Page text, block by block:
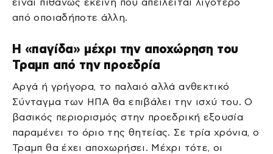
είναι πιθανώς εκείνη που απειλείται λιγότερο
από οποιαδήποτε άλλη.
Η «παγίδα» μέχρι την αποχώρηση του
Τραμπ από την προεδρία
Αργά ή γρήγορα, το παλαιό αλλά ανθεκτικό
Σύνταγμα των ΗΠΑ θα επιβάλει την ισχύ του. Ο
βασικός περιορισμός στην προεδρική εξουσία
παραμένει το όριο της θητείας. Σε τρία χρόνια, ο
Τραμπ θα έχει αποχωρήσει. Μέχρι τότε, οι